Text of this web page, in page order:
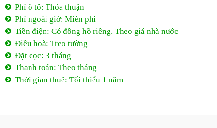
Phí ô tô: Thỏa thuận
Phí ngoài giờ: Miễn phí
Tiền điện: Có đồng hồ riêng. Theo giá nhà nước
Điều hoà: Treo tường
Đặt cọc: 3 tháng
Thanh toán: Theo tháng
Thời gian thuê: Tối thiểu 1 năm